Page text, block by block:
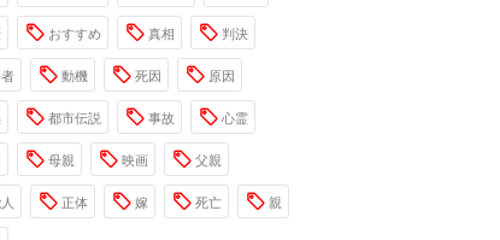
おすすめ 真相 判決
動機 死因 原因
都市伝説 事故 心霊
母親 映画 父親
正体 嫁 死亡 親